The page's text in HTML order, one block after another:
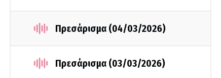
Πρεσάρισμα (04/03/2026)
Πρεσάρισμα (03/03/2026)